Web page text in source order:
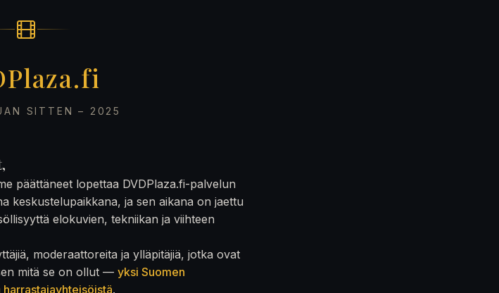
SITTEN – 2025
päättäneet lopettaa DVDPlaza.fi-palvelun
keskustelupaikkana, ja sen aikana on jaettu
elokuvien, tekniikan ja viihteen
moderaattoreita ja ylläpitäjiä, jotka ovat
mitä se on ollut — yksi Suomen
.